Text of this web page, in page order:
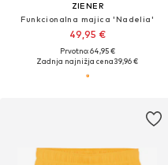
ZIENER
Funkcionalna majica 'Nadelia'
49,95 €
Prvotno: 64,95 €
Zadnja najnižja cena39,96 €